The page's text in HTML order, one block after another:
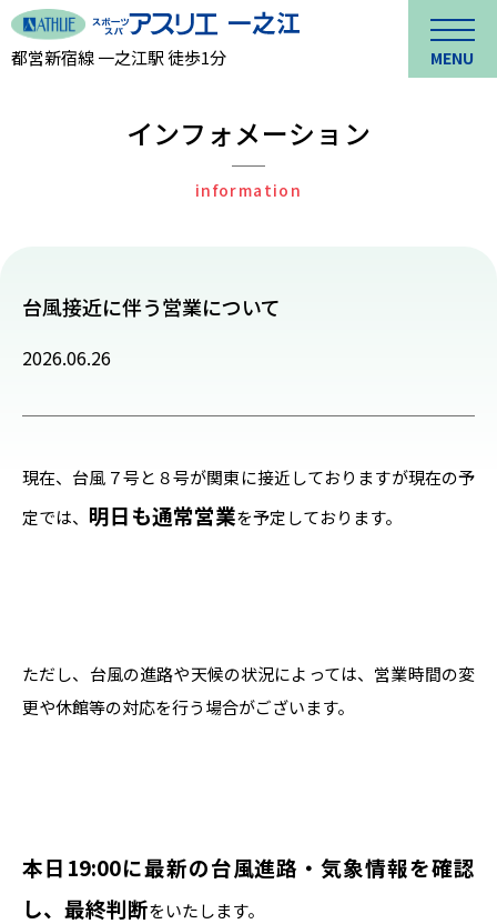
都営新宿線 一之江駅 徒歩1分 MENU
インフォメーション
information
台風接近に伴う営業について
2026.06.26
現在、台風７号と８号が関東に接近しておりますが現在の予
定では、 明日も通常営業を予定しております。
ただし、台風の進路や天候の状況によっては、営業時間の変
更や休館等の対応を行う場合がございます。
本日19:00に最新の台風進路・気象情報を確認
し、最終判断をいたします。